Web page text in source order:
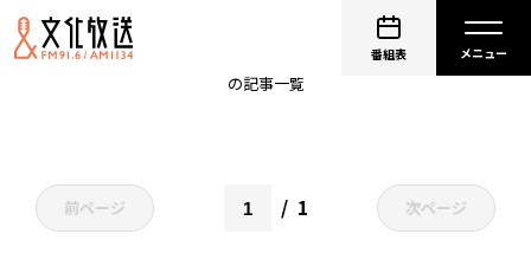
番組表
の記事一覧
前ページ 1 次ページ